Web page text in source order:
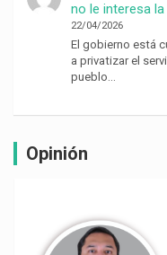
no le interesa
22/04/2026
El gobierno está
a privatizar el
pueblo…
Opinión